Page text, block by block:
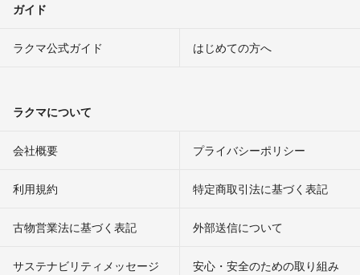
ガイド
ラクマ公式ガイド はじめての方へ
ラクマについて
会社概要 プライバシーポリシー
利用規約 特定商取引法に基づく表記
古物営業法に基づく表記 外部送信について
サステナビリティメッセージ 安心・安全のための取り組み